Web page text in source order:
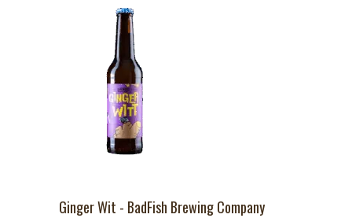
Ginger Wit - BadFish Brewing Company